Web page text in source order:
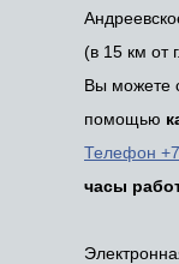
(в 15 км от
Вы можете
помощью
Телефон
часы